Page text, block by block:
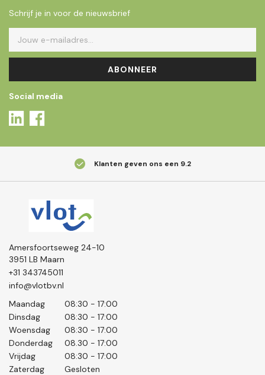
Schrijf je in voor de nieuwsbrief
ABONNEER
Social media
Klanten geven ons een9.2
Amersfoortseweg 24-10
3951 LB Maarn
+31 343745011
info@vlotbv.nl
Maandag
08:30 - 17:00
Dinsdag
08:30 - 17:00
Woensdag
08:30 - 17:00
Donderdag
08.30 - 17:00
Vrijdag
08:30 - 17:00
Zaterdag
Gesloten